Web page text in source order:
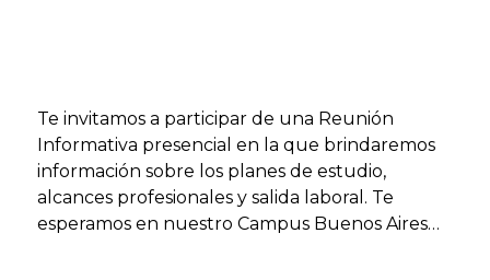
Te invitamos a participar de una Reunión
Informativa presencial en la que brindaremos
información sobre los planes de estudio,
alcances profesionales y salida laboral. Te
esperamos en nuestro Campus Buenos Aires